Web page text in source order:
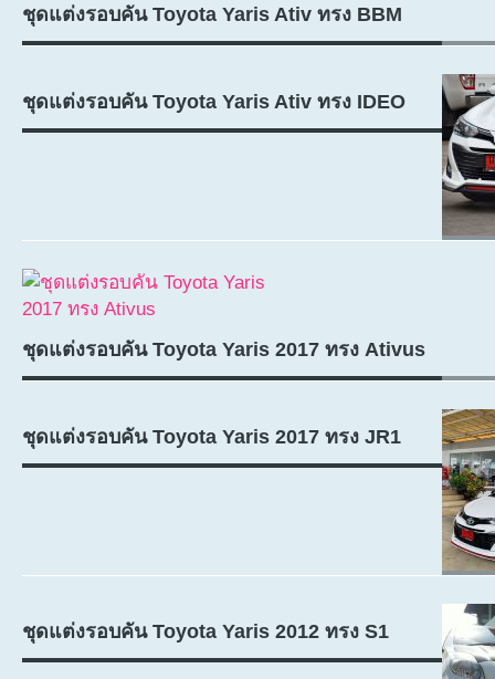
ชุดแต่งรอบคัน Toyota Yaris Ativ ทรง BBM
ชุดแต่งรอบคัน Toyota Yaris Ativ ทรง IDEO
ชุดแต่งรอบคัน Toyota Yaris 2017 ทรง Ativus
ชุดแต่งรอบคัน Toyota Yaris 2017 ทรง JR1
ชุดแต่งรอบคัน Toyota Yaris 2012 ทรง S1